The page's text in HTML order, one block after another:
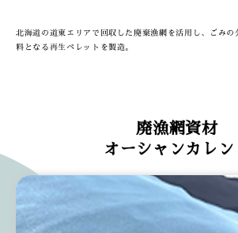
北海道の道東エリアで回収した廃棄漁網を活用し、ごみの
料となる再生ペレットを製造。
廃漁網資材
オーシャンカレン